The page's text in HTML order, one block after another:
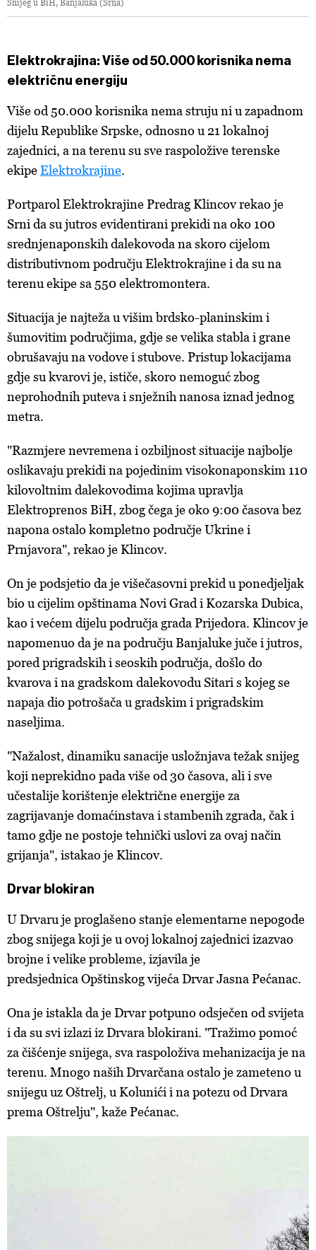
Snijeg u BiH, Banjaluka (Srna)
Elektrokrajina: Više od 50.000 korisnika nema
električnu energiju
Više od 50.000 korisnika nema struju ni u zapadnom
dijelu Republike Srpske, odnosno u 21 lokalnoj
zajednici, a na terenu su sve raspoložive terenske
ekipeElektrokrajine.
Portparol Elektrokrajine Predrag Klincov rekao je
Srni da su jutros evidentirani prekidi na oko 100
srednjenaponskih dalekovoda na skoro cijelom
distributivnom području Elektrokrajine i da su na
terenu ekipe sa 550 elektromontera.
Situacija je najteža u višim brdsko-planinskim i
šumovitim područjima, gdje se velika stabla i grane
obrušavaju na vodove i stubove. Pristup lokacijama
gdje su kvarovi je, ističe, skoro nemoguć zbog
neprohodnih puteva i snježnih nanosa iznad jednog
metra.
"Razmjere nevremena i ozbiljnost situacije najbolje
oslikavaju prekidi na pojedinim visokonaponskim 110
kilovoltnim dalekovodima kojima upravlja
Elektroprenos BiH, zbog čega je oko 9:00 časova bez
napona ostalo kompletno područje Ukrine i
Prnjavora", rekao je Klincov.
On je podsjetio da je višečasovni prekid u ponedjeljak
bio u cijelim opštinama Novi Grad i Kozarska Dubica,
kao i većem dijelu područja grada Prijedora. Klincov je
napomenuo da je na području Banjaluke juče i jutros,
pored prigradskih i seoskih područja, došlo do
kvarova i na gradskom dalekovodu Sitari s kojeg se
napaja dio potrošača u gradskim i prigradskim
naseljima.
"Nažalost, dinamiku sanacije usložnjava težak snijeg
koji neprekidno pada više od 30 časova, ali i sve
učestalije korištenje električne energije za
zagrijavanje domaćinstava i stambenih zgrada, čak i
tamo gdje ne postoje tehnički uslovi za ovaj način
grijanja", istakao je Klincov.
Drvar blokiran
U Drvaru je proglašeno stanje elementarne nepogode
zbog snijega koji je u ovoj lokalnoj zajednici izazvao
brojne i velike probleme, izjavila je
predsjednica Opštinskog vijeća Drvar Jasna Pećanac.
Ona je istakla da je Drvar potpuno odsječen od svijeta
i da su svi izlazi iz Drvara blokirani. "Tražimo pomoć
za čišćenje snijega, sva raspoloživa mehanizacija je na
terenu. Mnogo naših Drvarčana ostalo je zameteno u
snijegu uz Oštrelj, u Kolunići i na potezu od Drvara
prema Oštrelju", kaže Pećanac.